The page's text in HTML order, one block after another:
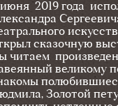
2019 года
сказочную
читаем
великому
Золотой